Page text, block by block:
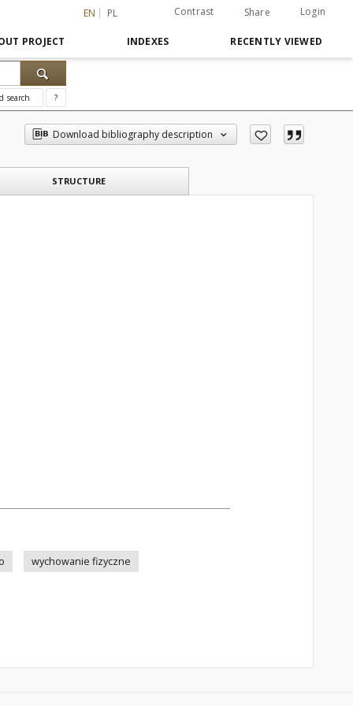
EN PL Contrast Share Login
PROJECT INDEXES RECENTLY VIEWED
search ?
Download bibliography description
STRUCTURE
wychowanie fizyczne